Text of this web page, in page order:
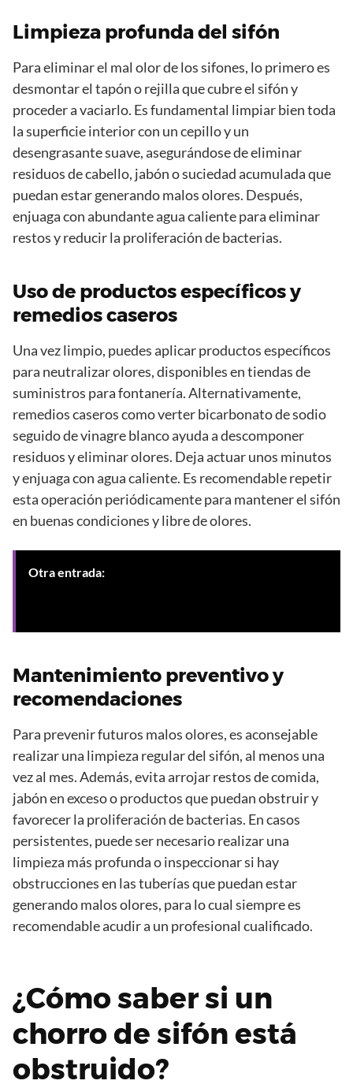
Limpieza profunda del sifón
Para eliminar el mal olor de los sifones, lo primero es
desmontar el tapón o rejilla que cubre el sifón y
proceder a vaciarlo. Es fundamental limpiar bien toda
la superficie interior con un cepillo y un
desengrasante suave, asegurándose de eliminar
residuos de cabello, jabón o suciedad acumulada que
puedan estar generando malos olores. Después,
enjuaga con abundante agua caliente para eliminar
restos y reducir la proliferación de bacterias.
Uso de productos específicos y
remedios caseros
Una vez limpio, puedes aplicar productos específicos
para neutralizar olores, disponibles en tiendas de
suministros para fontanería. Alternativamente,
remedios caseros como verter bicarbonato de sodio
seguido de vinagre blanco ayuda a descomponer
residuos y eliminar olores. Deja actuar unos minutos
y enjuaga con agua caliente. Es recomendable repetir
esta operación periódicamente para mantener el sifón
en buenas condiciones y libre de olores.
Otra entrada:
Mantenimiento preventivo y
recomendaciones
Para prevenir futuros malos olores, es aconsejable
realizar una limpieza regular del sifón, al menos una
vez al mes. Además, evita arrojar restos de comida,
jabón en exceso o productos que puedan obstruir y
favorecer la proliferación de bacterias. En casos
persistentes, puede ser necesario realizar una
limpieza más profunda o inspeccionar si hay
obstrucciones en las tuberías que puedan estar
generando malos olores, para lo cual siempre es
recomendable acudir a un profesional cualificado.
¿Cómo saber si un
chorro de sifón está
obstruido?